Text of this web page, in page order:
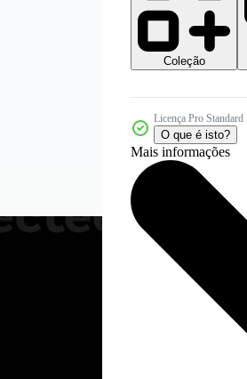
Coleção
Licença Pro Standard
O que é isto?
Mais informações